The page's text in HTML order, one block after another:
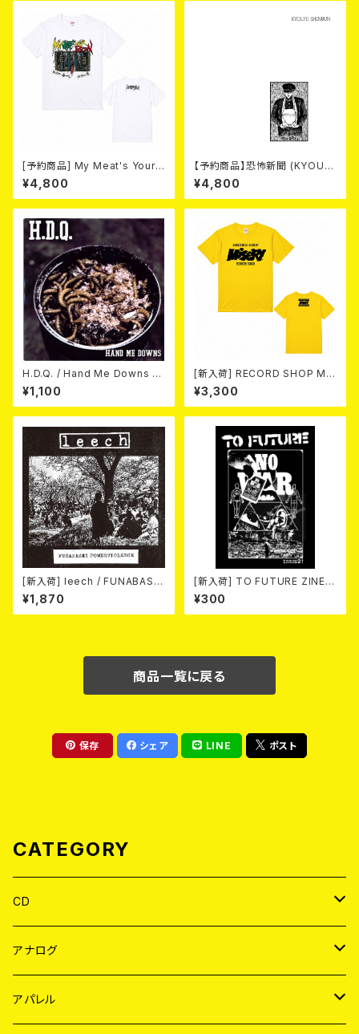
[予約商品] My Meat's Your
Poison -あんたにゃ毒でもオイ
ラにゃ薬- (WHITE) 熊本地震
復興支援T-shirt (XXL & XXX
予定！
¥4,800
【予約商品】恐怖新聞 (KYOUF
U SHINBUN) / 死 (LP)【8月15
日発売】
¥4,800
H.D.Q. / Hand Me Downs (C
OLORVINYL/7”EP)
¥1,100
[新入荷] RECORD SHOP MIS
ERY / 33th anniversary T-s
hirts (yellow ②)
¥3,300
[新入荷] leech / FUNABASHI
POWERVIOLENCE (CD)
¥1,870
[新入荷] TO FUTURE ZINE 2
026 issue 21 -NO WAR! NO
HATE!- (ZINE)
¥300
商品一覧に戻る
保存 シェア LINE ポスト
CATEGORY
CD
JAPAN
WORLD
アナログ
JAPAN
アパレル